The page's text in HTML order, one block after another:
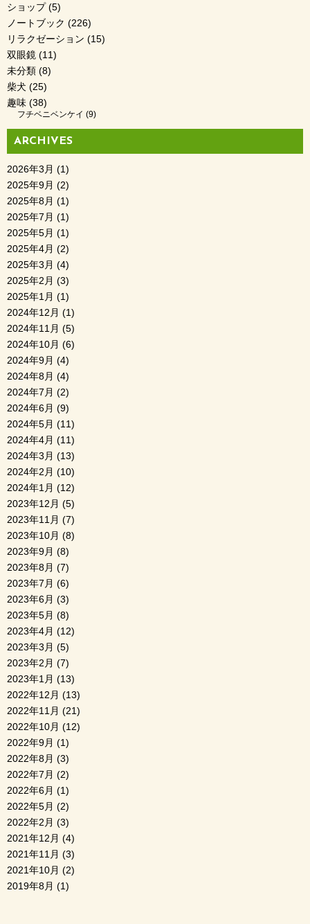
ショップ(5)
ノートブック (226)
リラクゼーション (15)
双眼鏡 (11)
未分類 (8)
柴犬 (25)
趣味 (38)
フチベニベンケイ (9)
ARCHIVES
2026年3月 (1)
2025年9月 (2)
2025年8月 (1)
2025年7月 (1)
2025年5月 (1)
2025年4月 (2)
2025年3月 (4)
2025年2月 (3)
2025年1月 (1)
2024年12月 (1)
2024年11月 (5)
2024年10月 (6)
2024年9月 (4)
2024年8月 (4)
2024年7月 (2)
2024年6月 (9)
2024年5月 (11)
2024年4月 (11)
2024年3月 (13)
2024年2月 (10)
2024年1月 (12)
2023年12月 (5)
2023年11月 (7)
2023年10月 (8)
2023年9月 (8)
2023年8月 (7)
2023年7月 (6)
2023年6月 (3)
2023年5月 (8)
2023年4月 (12)
2023年3月 (5)
2023年2月 (7)
2023年1月 (13)
2022年12月 (13)
2022年11月 (21)
2022年10月 (12)
2022年9月 (1)
2022年8月 (3)
2022年7月 (2)
2022年6月 (1)
2022年5月 (2)
2022年2月 (3)
2021年12月 (4)
2021年11月 (3)
2021年10月 (2)
2019年8月 (1)